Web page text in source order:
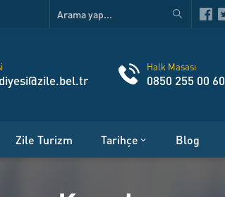
Halk Masası
0850 255 00 60
Zile Turizm Tarihçe Blog